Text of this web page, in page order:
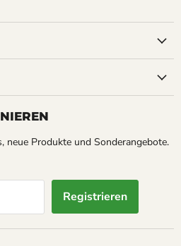
neue Produkte und Sonderangebote.
Registrieren